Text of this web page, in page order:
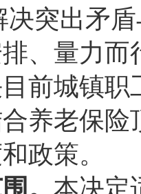
出矛盾
、量力
前城镇
养老保
政策。
。 本决定